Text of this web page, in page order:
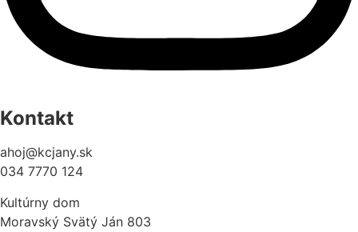
Kontakt
ahoj@kcjany.sk
034 7770 124
Kultúrny dom
Moravský Svätý Ján 803